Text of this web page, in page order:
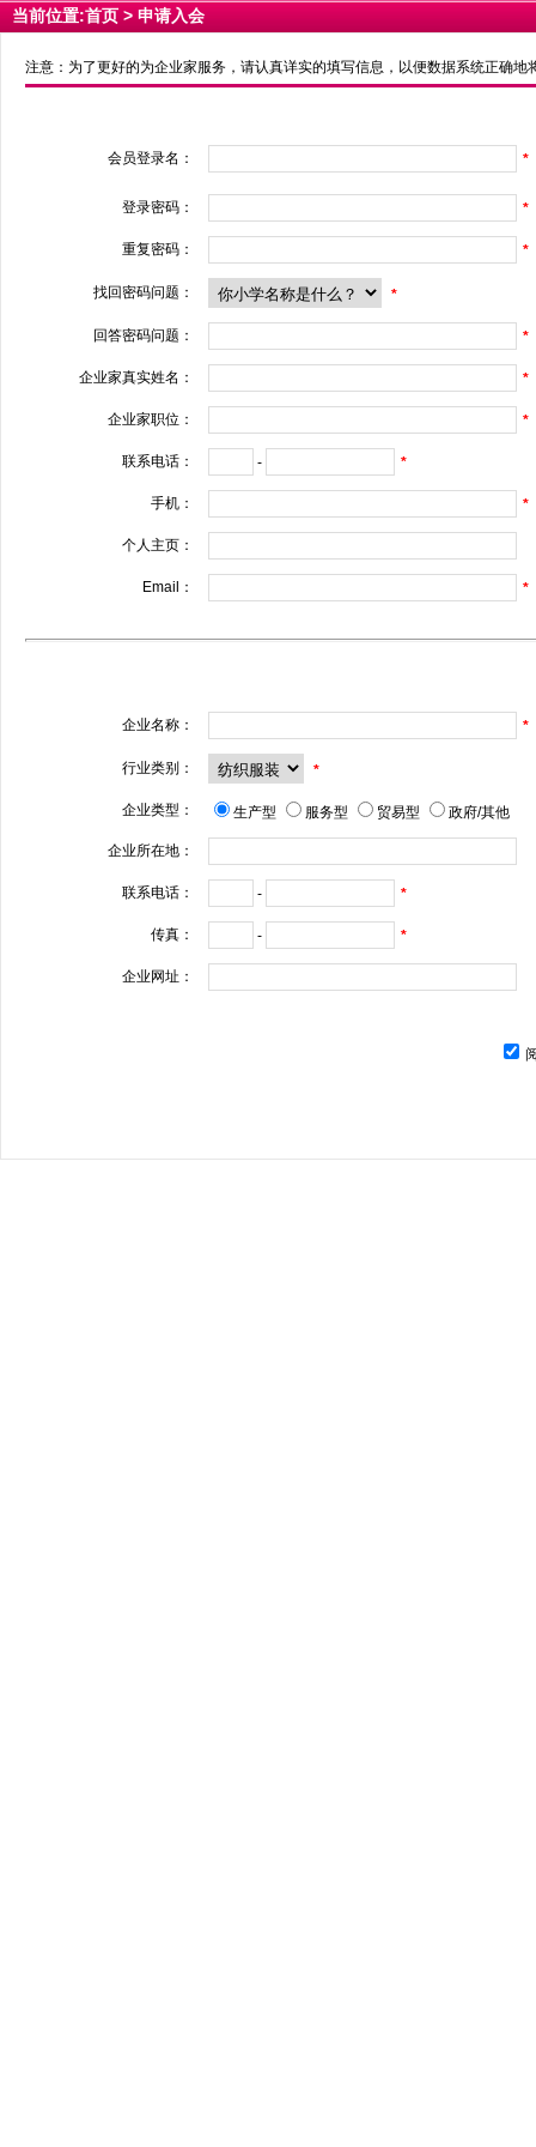
当前位置:首页 > 申请入会
注意：为了更好的为企业家服务，请认真详实的填写信息，以便数据系统正确地
会员登录名： *
登录密码： *
重复密码： *
找回密码问题： *
回答密码问题： *
企业家真实姓名： *
企业家职位： *
联系电话： - *
手机： *
个人主页：
Email： *
企业名称： *
行业类别： *
企业类型： 生产型 服务型 贸易型 政府/其他
企业所在地：
联系电话： - *
传真： - *
企业网址：